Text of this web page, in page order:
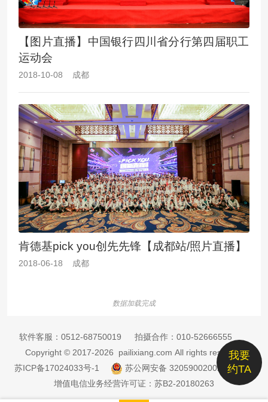
【图片直播】中国银行四川省分行第四届职工
运动会
2018-10-08 成都
肯德基pick you创先先锋【成都站/照片直播】
2018-06-18 成都
数据加载完成
我要
约TA
软件客服： 0512-68750019 拍摄合作： 010-52666555
Copyright © 2017-2026 pailixiang.com All rights reserved
苏ICP备17024033号-1
苏公网安备 32059002002885号
增值电信业务经营许可证：苏B2-20180263